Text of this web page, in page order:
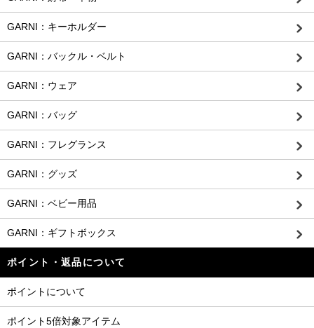
GARNI：キーホルダー
GARNI：バックル・ベルト
GARNI：ウェア
GARNI：バッグ
GARNI：フレグランス
GARNI：グッズ
GARNI：ベビー用品
GARNI：ギフトボックス
ポイント・返品について
ポイントについて
ポイント5倍対象アイテム